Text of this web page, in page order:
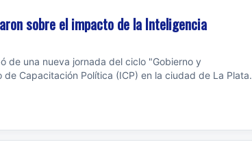
sobre el impacto de la Inteligencia
de una nueva jornada del ciclo "Gobierno y
Capacitación Política (ICP) en la ciudad de La Plata.